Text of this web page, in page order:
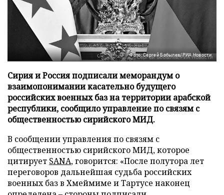
Фото: Сергей Бобылев/РИА Новости
Сирия и Россия подписали меморандум о
взаимопонимании касательно будущего
российских военных баз на территории арабской
республики, сообщило управление по связям с
общественностью сирийского МИД.
В сообщении управления по связям с
общественностью сирийского МИД, которое
цитирует SANA, говорится: «После полутора лет
переговоров дальнейшая судьба российских
военных баз в Хмеймиме и Тартусе наконец